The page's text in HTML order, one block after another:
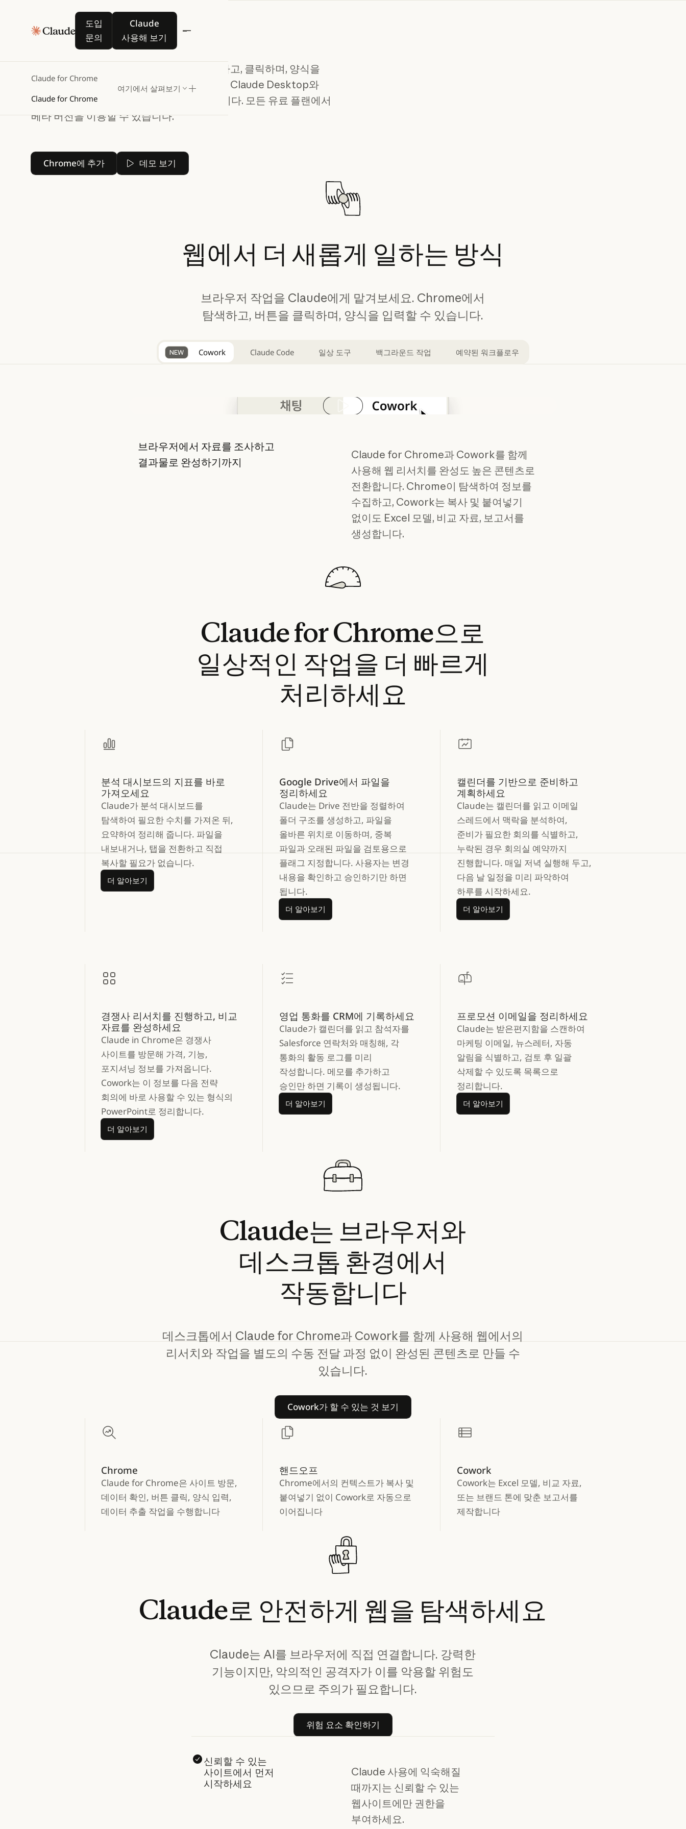
도입
문의
도입 문의
Claude
사용해 보기
Claude 사용해 보기
Claude for Chrome
Claude for Chrome
여기에서 살펴보기
모든 탭에서 이어지는
스마트한 지원
Claude for Chrome은 브라우저에서 탐색하고, 클릭하며, 양식을
작성할 수 있습니다. Claude Code, Cowork, Claude Desktop와
연동되어 엔드투엔드 워크플로우를 지원합니다. 모든 유료 플랜에서
베타 버전을 이용할 수 있습니다.
Chrome에 추가
Chrome에 추가
데모 보기
데모 보기
웹에서 더 새롭게 일하는 방식
브라우저 작업을 Claude에게 맡겨보세요. Chrome에서
탐색하고, 버튼을 클릭하며, 양식을 입력할 수 있습니다.
NEW Cowork Claude Code 일상 도구 백그라운드 작업 예약된 워크플로우
Play video
브라우저에서 자료를 조사하고
결과물로 완성하기까지
Claude for Chrome과 Cowork를 함께
사용해 웹 리서치를 완성도 높은 콘텐츠로
전환합니다. Chrome이 탐색하여 정보를
수집하고, Cowork는 복사 및 붙여넣기
없이도 Excel 모델, 비교 자료, 보고서를
생성합니다.
ClaudeforChrome으로
일상적인 작업을 더 빠르게
처리하세요
분석 대시보드의 지표를 바로
가져오세요
Claude가 분석 대시보드를
탐색하여 필요한 수치를 가져온 뒤,
요약하여 정리해 줍니다. 파일을
내보내거나, 탭을 전환하고 직접
복사할 필요가 없습니다.
더 알아보기
더 알아보기
Google Drive에서 파일을
정리하세요
Claude는 Drive 전반을 정렬하여
폴더 구조를 생성하고, 파일을
올바른 위치로 이동하며, 중복
파일과 오래된 파일을 검토용으로
플래그 지정합니다. 사용자는 변경
내용을 확인하고 승인하기만 하면
됩니다.
더 알아보기
더 알아보기
캘린더를 기반으로 준비하고
계획하세요
Claude는 캘린더를 읽고 이메일
스레드에서 맥락을 분석하여,
준비가 필요한 회의를 식별하고,
누락된 경우 회의실 예약까지
진행합니다. 매일 저녁 실행해 두고,
다음 날 일정을 미리 파악하여
하루를 시작하세요.
더 알아보기
더 알아보기
경쟁사 리서치를 진행하고, 비교
자료를 완성하세요
Claude in Chrome은 경쟁사
사이트를 방문해 가격, 기능,
포지셔닝 정보를 가져옵니다.
Cowork는 이 정보를 다음 전략
회의에 바로 사용할 수 있는 형식의
PowerPoint로 정리합니다.
더 알아보기
더 알아보기
영업 통화를 CRM에 기록하세요
Claude가 캘린더를 읽고 참석자를
Salesforce 연락처와 매칭해, 각
통화의 활동 로그를 미리
작성합니다. 메모를 추가하고
승인만 하면 기록이 생성됩니다.
더 알아보기
더 알아보기
프로모션 이메일을 정리하세요
Claude는 받은편지함을 스캔하여
마케팅 이메일, 뉴스레터, 자동
알림을 식별하고, 검토 후 일괄
삭제할 수 있도록 목록으로
정리합니다.
더 알아보기
더 알아보기
Claude는 브라우저와
데스크톱 환경에서
작동합니다
데스크톱에서 Claude for Chrome과 Cowork를 함께 사용해 웹에서의
리서치와 작업을 별도의 수동 전달 과정 없이 완성된 콘텐츠로 만들 수
있습니다.
Cowork가 할 수 있는 것 보기
Cowork가 할 수 있는 것 보기
Chrome
Claude for Chrome은 사이트 방문,
데이터 확인, 버튼 클릭, 양식 입력,
데이터 추출 작업을 수행합니다
핸드오프
Chrome에서의 컨텍스트가 복사 및
붙여넣기 없이 Cowork로 자동으로
이어집니다
Cowork
Cowork는 Excel 모델, 비교 자료,
또는 브랜드 톤에 맞춘 보고서를
제작합니다
Claude로 안전하게 웹을 탐색하세요
Claude는 AI를 브라우저에 직접 연결합니다. 강력한
기능이지만, 악의적인 공격자가 이를 악용할 위험도
있으므로 주의가 필요합니다.
위험 요소 확인하기
위험 요소 확인하기
신뢰할 수 있는
사이트에서 먼저
시작하세요
Claude 사용에 익숙해질
때까지는 신뢰할 수 있는
웹사이트에만 권한을
부여하세요.